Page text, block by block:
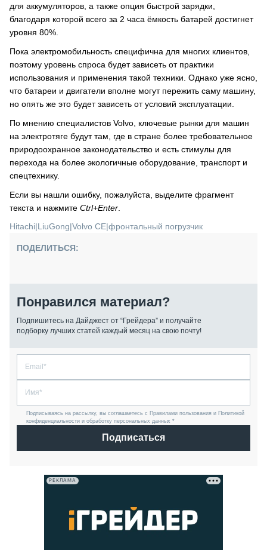
для аккумуляторов, а также опция быстрой зарядки,
благодаря которой всего за 2 часа ёмкость батарей достигнет
уровня 80%.
Пока электромобильность специфична для многих клиентов,
поэтому уровень спроса будет зависеть от практики
использования и применения такой техники. Однако уже ясно,
что батареи и двигатели вполне могут пережить саму машину,
но опять же это будет зависеть от условий эксплуатации.
По мнению специалистов Volvo, ключевые рынки для машин
на электротяге будут там, где в стране более требовательное
природоохранное законодательство и есть стимулы для
перехода на более экологичные оборудование, транспорт и
спецтехнику.
Если вы нашли ошибку, пожалуйста, выделите фрагмент
текста и нажмите Ctrl+Enter
Hitachi|LiuGong|Volvo CE|фронтальный погрузчик
ПОДЕЛИТЬСЯ:
Понравился материал?
Подпишитесь на Дайджест от “Грейдера” и получайте
подборку лучших статей каждый месяц на свою почту!
Подписываясь на рассылку, вы соглашаетесь с Правилами пользования и Политикой
конфиденциальности и обработку персональных данных *
Подписаться
РЕКЛАМА